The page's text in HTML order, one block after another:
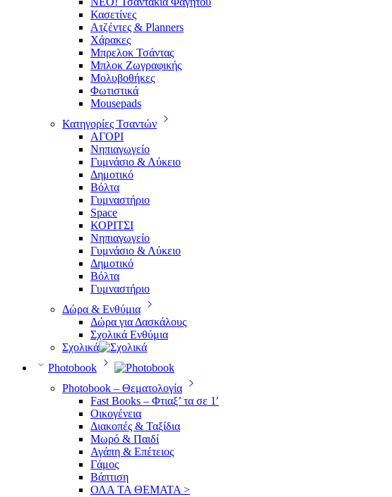
Κασετίνες
Ατζέντες & Planners
Χάρακες
Μπρελοκ Τσάντας
Μπλοκ Ζωγραφικής
Μολυβοθήκες
Φωτιστικά
Mousepads
Κατηγορίες Τσαντών
ΑΓΟΡΙ
Νηπιαγωγείο
Γυμνάσιο & Λύκειο
Δημοτικό
Βόλτα
Γυμναστήριο
Space
ΚΟΡΙΤΣΙ
Νηπιαγωγείο
Γυμνάσιο & Λύκειο
Δημοτικό
Βόλτα
Γυμναστήριο
Δώρα & Ενθύμια
Δώρα για Δασκάλους
Σχολικά Ενθύμια
Σχολικά
Photobook
Photobook – Θεματολογία
Fast Books – Φτιαξ’ τα σε 1′
Οικογένεια
Διακοπές & Ταξίδια
Μωρό & Παιδί
Αγάπη & Επέτειος
Γάμος
Βάπτιση
ΟΛΑ ΤΑ ΘΕΜΑΤΑ >